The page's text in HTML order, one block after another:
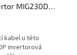
PANTERMAX® Svářecí invertor MIG230DP® (MIG/MMA/TIG)
kabel u této
invertorová